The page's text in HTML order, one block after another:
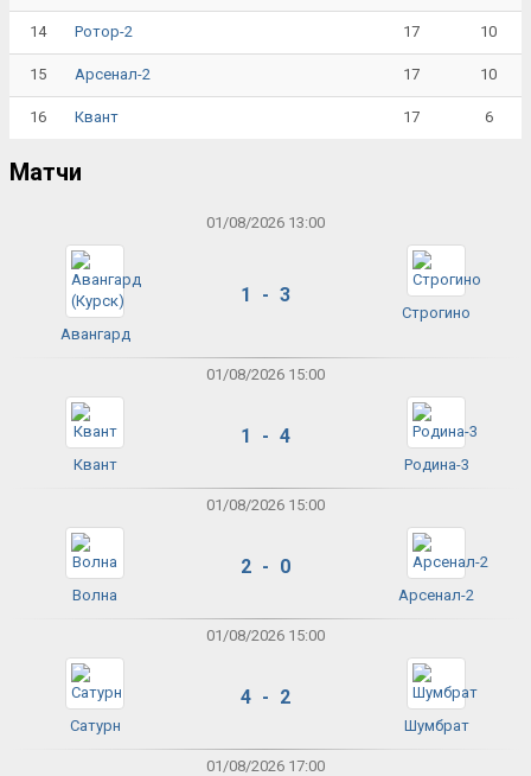
14 Ротор-2 17 10
15 Арсенал-2 17 10
16 Квант 17 6
Матчи
01/08/2026 13:00
Авангард
1 - 3
Строгино
01/08/2026 15:00
Квант
1 - 4
Родина-3
01/08/2026 15:00
Волна
2 - 0
Арсенал-2
01/08/2026 15:00
Сатурн
4 - 2
Шумбрат
01/08/2026 17:00